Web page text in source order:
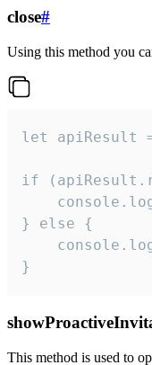
close#
Using this method you
let apiResult
if
} else {
}
This method is used to